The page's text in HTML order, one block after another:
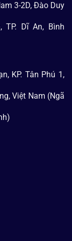
3-2D, Đào Duy
TP. Dĩ An, Bình
KP. Tân Phú 1,
Việt Nam (Ngã